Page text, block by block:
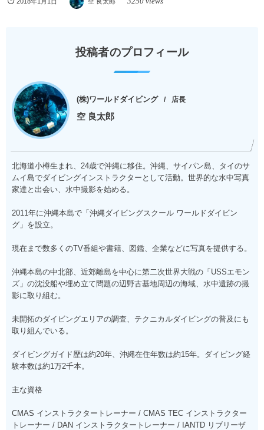
投稿者のプロフィール
(株)ワールドダイビング 店長
空 良太郎
北海道小樽生まれ、24歳で沖縄に移住。沖縄、サイパン島、タイのサ
ムイ島でダイビングインストラクターとして活動。世界的な水中写真
家達と出会い、水中撮影を始める。
2011年に沖縄本島で「沖縄ダイビングスクール ワールドダイビン
グ」を設立。
現在まで数多くのTV番組や書籍、図鑑、企業などに写真を提供する。
沖縄本島の中北部、近郊離島を中心に第二次世界大戦の「USSエモン
ズ」の沈没船や埋め立て問題の辺野古基地周辺の海域、水中遺跡の撮
影に取り組む。
未開拓のダイビングエリアの調査、テクニカルダイビングの普及にも
取り組んでいる。
ダイビングガイド歴は約20年、沖縄在住年数は約15年。ダイビング経
験本数は約1万2千本。
主な資格
CMAS インストラクタートレーナー / CMAS TEC インストラクター
トレーナー / DAN インストラクタートレーナー / IANTD リブリーザ